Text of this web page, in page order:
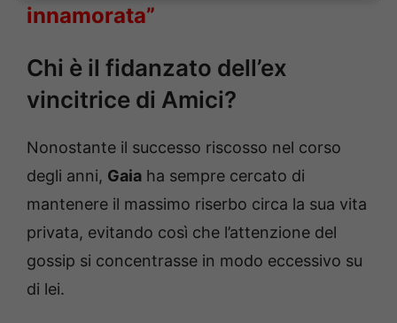
innamorata”
Chi è il fidanzato dell’ex
vincitrice di Amici?
Nonostante il successo riscosso nel corso
degli anni, Gaia ha sempre cercato di
mantenere il massimo riserbo circa la sua vita
privata, evitando così che l’attenzione del
gossip si concentrasse in modo eccessivo su
di lei.